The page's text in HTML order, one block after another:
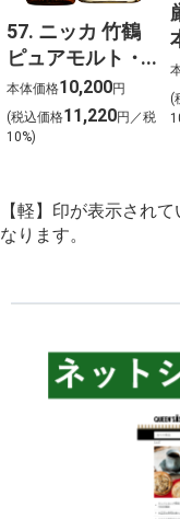
57. ニッカ 竹鶴
ピュアモルト・
フロムザバレル
ウイスキー2本セ
ット【北海道ご
本体価格10,200円
(税込価格11,220円／税
10%)
(
【軽】印が表示され
なります。